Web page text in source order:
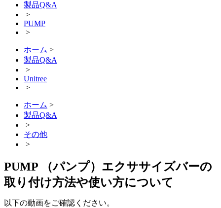
製品Q&A
>
PUMP
>
ホーム >
製品Q&A
>
Unitree
>
ホーム >
製品Q&A
>
その他
>
PUMP （パンプ）エクササイズバーの
取り付け方法や使い方について
以下の動画をご確認ください。